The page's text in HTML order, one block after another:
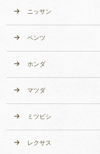
ニッサン
ベンツ
ホンダ
マツダ
ミツビシ
レクサス